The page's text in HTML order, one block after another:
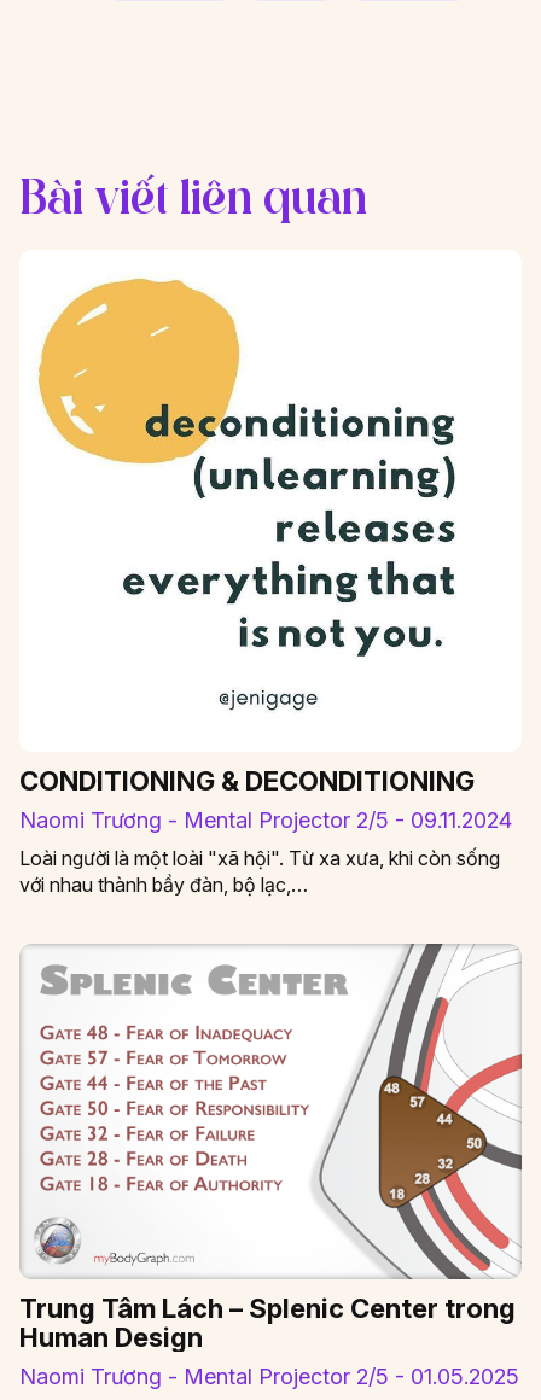
Bài viết liên quan
CONDITIONING & DECONDITIONING
Naomi Trương - Mental Projector 2/5 - 09.11.2024
Loài người là một loài "xã hội". Từ xa xưa, khi còn sống
với nhau thành bầy đàn, bộ lạc,…
Trung Tâm Lách – Splenic Center trong
Human Design
Naomi Trương - Mental Projector 2/5 - 01.05.2025